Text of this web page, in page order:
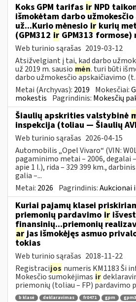
Koks GPM tarifas ir NPD
išmokėtam darbo užmokesčio
už...Kurio mėnesio ir kurių
(GPM312 ir GPM313
Web turinio sąrašas 2019-03-12
Atsižvelgiant į tai, kad darbo
už 2019 m. sausio mėn. turi būti
darbo užmokesčio apskaičiavimo (t.
Metai (Archyvas): 2019 Mokesčiai:
mokestis Pagrindinis: Mokesčių
Šiaulių apskrities valstybinė
inspekcija (toliau — Šiaulių
Web turinio sąrašas 2026-04-15
Automobilis „Opel Vivaro“ (VIN:
pagaminimo metai – 2006, degalai
apie 1 l.), rida – 329 399 km.,
galia –...
Metai: 2026 Pagrindinis:Aukcionai
Kuriai pajamų klasei
priemonių pardavimo ir
finansinių...priemonių
arjas išmokėjęs asmuo
tokias
Web turinio sąrašas 2018-11-22
Registracijos numeris KM1183 Ši
Mokesčio sumokėjimas ir
priemonių (toliau – FP) pardavimo
b klasė deklaravimas fr0471 gpm